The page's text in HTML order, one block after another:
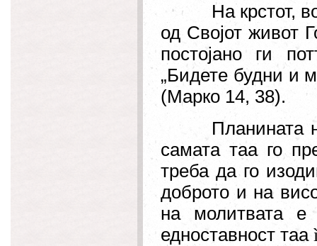
На крстот,
од Својот живот
постојано ги
„Бидете будни и
(Марко 14, 38).
Планината
самата таа го
треба да го
доброто и на
на молитвата е
едноставност таа